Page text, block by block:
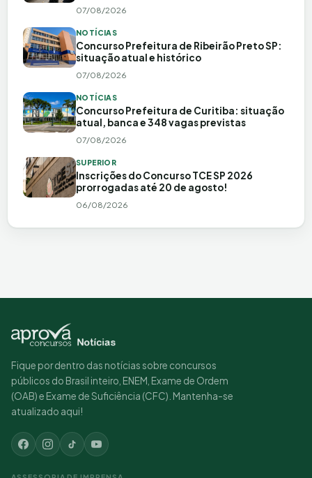
07/08/2026
NOTÍCIAS
Concurso Prefeitura de Ribeirão Preto SP:
situação atual e histórico
07/08/2026
NOTÍCIAS
Concurso Prefeitura de Curitiba: situação
atual, banca e 348 vagas previstas
07/08/2026
SUPERIOR
Inscrições do Concurso TCE SP 2026
prorrogadas até 20 de agosto!
06/08/2026
Fique por dentro das notícias sobre concursos
públicos do Brasil inteiro, ENEM, Exame de Ordem
(OAB) e Exame de Suficiência (CFC). Mantenha-se
atualizado aqui!